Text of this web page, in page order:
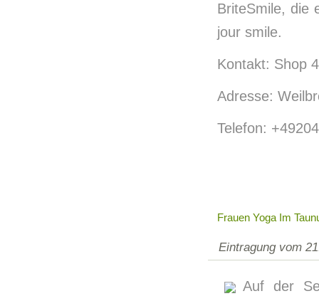
BriteSmile, die
jour smile.
Kontakt: Shop
Adresse:
Telefon:
Frauen Yoga Im
Eintragung vom
Auf der